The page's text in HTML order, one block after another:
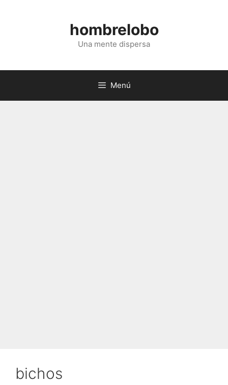
hombrelobo
Una mente dispersa
Menú
bichos